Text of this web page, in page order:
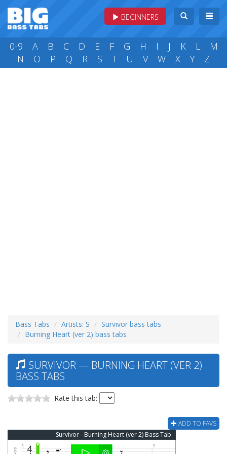
BEGINNERS
0-9 A B C D E F G H I J K L
M
N
O P Q R S T U V W X Y Z
Bass Tabs Artists: S
Survivor bass tabs
Burning Heart (ver 2) bass tabs
SURVIVOR — BURNING HEART (VER 2)
BASS TABS
Rate this tab:
ADD TO FAVS
Survivor - Burning Heart (ver 2) Bass Tab